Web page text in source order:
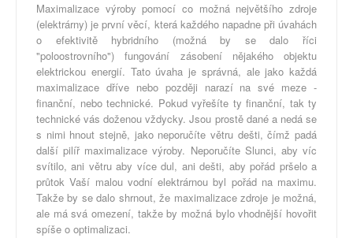
Maximalizace výroby pomocí co možná největšího zdroje
(elektrárny) je první věcí, která každého napadne při úvahách
o efektivitě hybridního (možná by se dalo říci
"poloostrovního") fungování zásobení nějakého objektu
elektrickou energií. Tato úvaha je správná, ale jako každá
maximalizace dříve nebo později narazí na své meze -
finanční, nebo technické. Pokud vyřešíte ty finanční, tak ty
technické vás doženou vždycky. Jsou prostě dané a nedá se
s nimi hnout stejně, jako neporučíte větru dešti, čímž padá
další pilíř maximalizace výroby. Neporučíte Slunci, aby víc
svítilo, ani větru aby více dul, ani dešti, aby pořád pršelo a
průtok Vaší malou vodní elektrárnou byl pořád na maximu.
Takže by se dalo shrnout, že maximalizace zdroje je možná,
ale má svá omezení, takže by možná bylo vhodnější hovořit
spíše o optimalizaci.